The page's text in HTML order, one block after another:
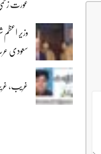
عورت زخمی
وزیر
سعودی
غریب،